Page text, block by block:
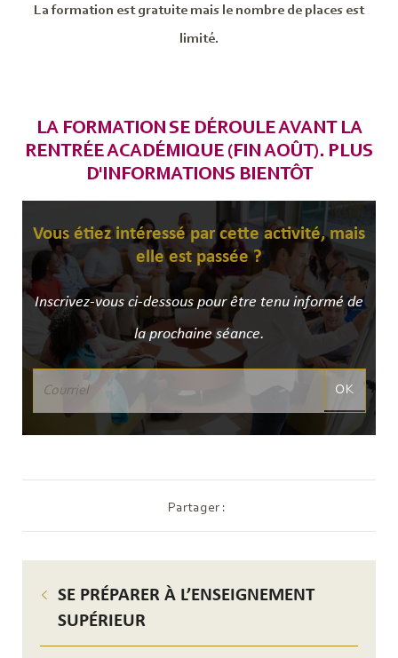
SE PRÉPARER À L’ENSEIGNEMENT
SUPÉRIEUR
La formation est gratuite mais le nombre de places est
limité.
LA FORMATION SE DÉROULE AVANT LA
RENTRÉE ACADÉMIQUE (FIN AOÛT). PLUS
D'INFORMATIONS BIENTÔT
Vous étiez intéressé par cette activité, mais
elle est passée ?
Inscrivez-vous ci-dessous pour être tenu informé de
la prochaine séance.
OK
Partager :